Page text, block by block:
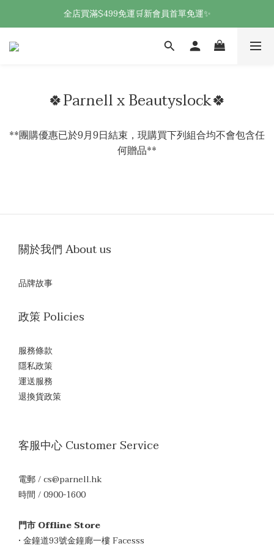
全店買滿$499免運🛒新會員首單免運✨
🍀Parnell x Beautyslock🍀
**團購優惠已於9月9日結束，現購買下列組合均不會包含任
何贈品**
關於我們 About us
品牌故事
政策 Policies
服務條款
隱私政策
運送服務
退換貨政策
客服中心 Customer Service
電郵 / cs@parnell.hk
時間 / 0900-1600
門市 Offline Store
• 金鐘道93號金鐘廊一樓 Facesss